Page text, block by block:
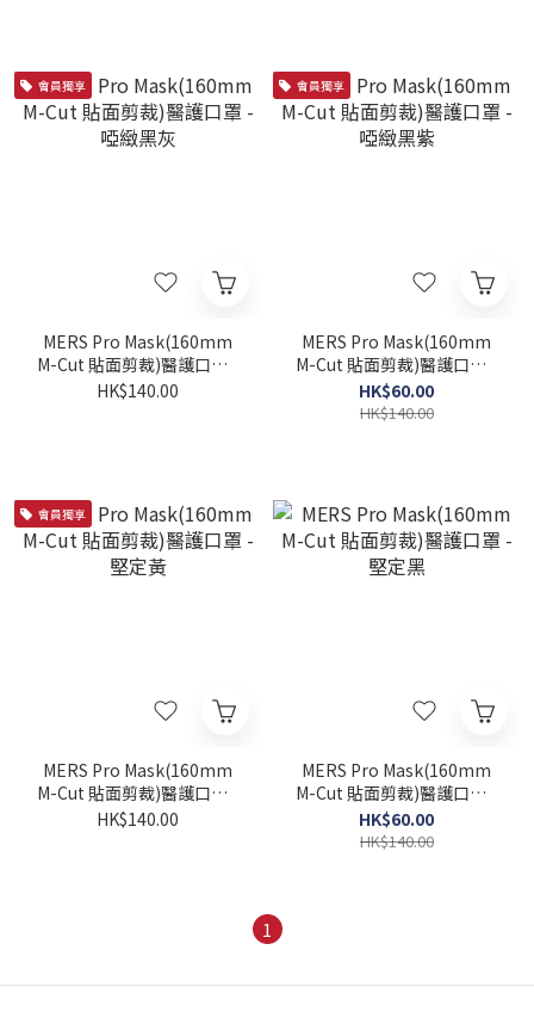
會員獨享
MERS Pro Mask(160mm
M-Cut 貼面剪裁)醫護口罩 -
啞緻黑灰
HK$140.00
會員獨享
MERS Pro Mask(160mm
M-Cut 貼面剪裁)醫護口罩 -
啞緻黑紫
HK$60.00
HK$140.00
會員獨享
MERS Pro Mask(160mm
M-Cut 貼面剪裁)醫護口罩 -
堅定黃
HK$140.00
MERS Pro Mask(160mm
M-Cut 貼面剪裁)醫護口罩 -
堅定黑
HK$60.00
HK$140.00
1